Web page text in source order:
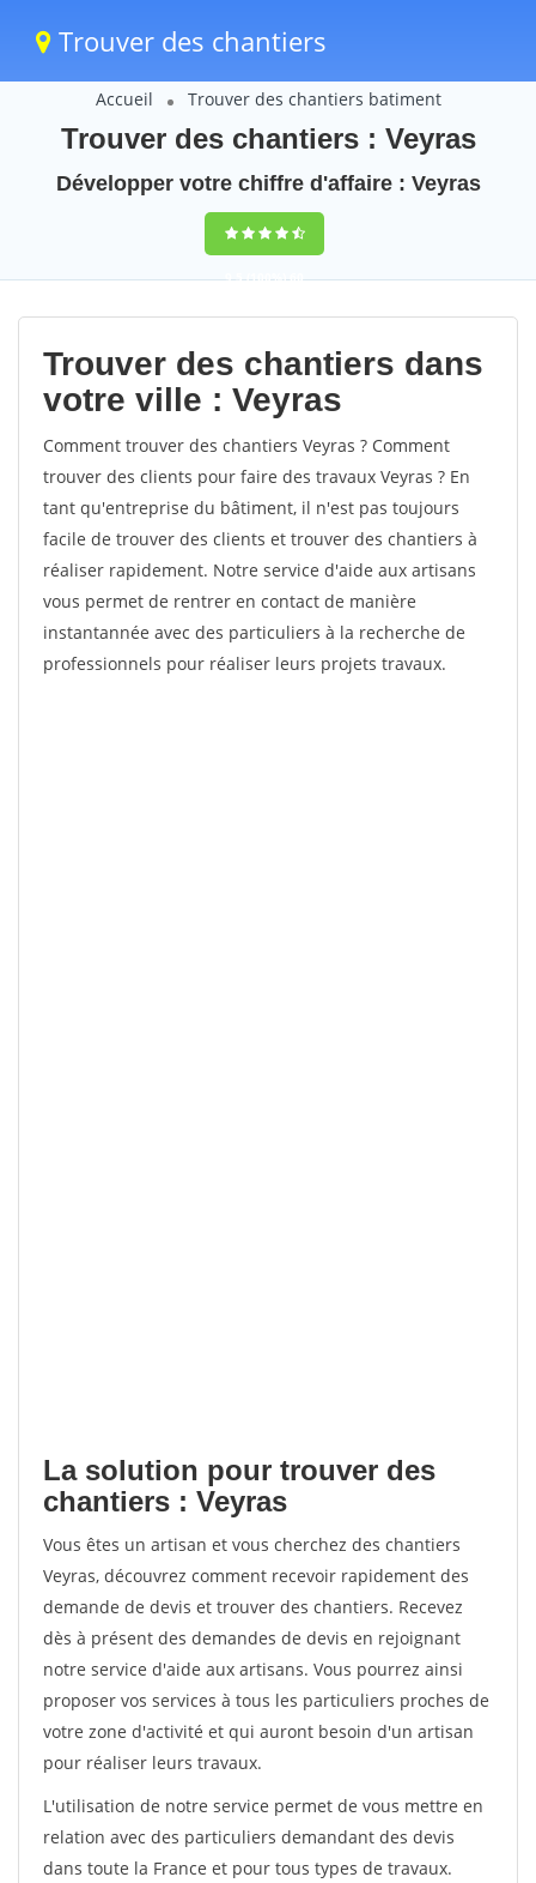
Trouver des chantiers
Accueil Trouver des chantiers batiment
Trouver des chantiers : Veyras
Développer votre chiffre d'affaire : Veyras
9,5(100%)60
votes
Trouver des chantiers dans
votre ville : Veyras
Comment trouver des chantiers Veyras ? Comment
trouver des clients pour faire des travaux Veyras ? En
tant qu'entreprise du bâtiment, il n'est pas toujours
facile de trouver des clients et trouver des chantiers à
réaliser rapidement. Notre service d'aide aux artisans
vous permet de rentrer en contact de manière
instantannée avec des particuliers à la recherche de
professionnels pour réaliser leurs projets travaux.
La solution pour trouver des
chantiers : Veyras
Vous êtes un artisan et vous cherchez des chantiers
Veyras, découvrez comment recevoir rapidement des
demande de devis et trouver des chantiers. Recevez
dès à présent des demandes de devis en rejoignant
notre service d'aide aux artisans. Vous pourrez ainsi
proposer vos services à tous les particuliers proches de
votre zone d'activité et qui auront besoin d'un artisan
pour réaliser leurs travaux.
L'utilisation de notre service permet de vous mettre en
relation avec des particuliers demandant des devis
dans toute la France et pour tous types de travaux.